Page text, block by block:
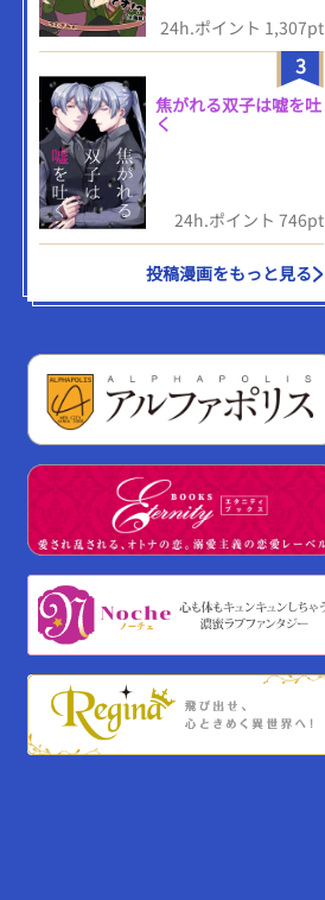
24h.ポイント 1,307pt
3
焦がれる双子は嘘を吐
く
24h.ポイント 746pt
投稿漫画をもっと見る